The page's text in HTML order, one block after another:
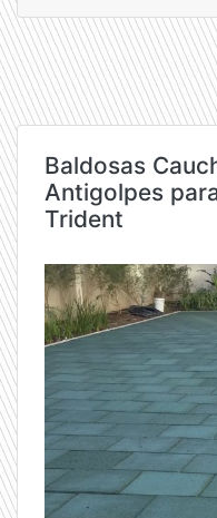
Baldosas
Antigolpes
Trident